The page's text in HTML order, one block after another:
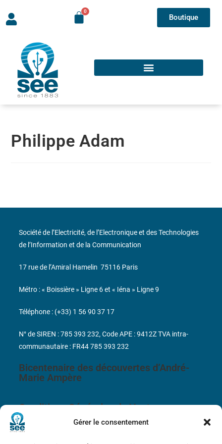
Gérer le consentement
Boutique
Philippe Adam
Bicentenaire des découvertes d’André-
Marie Ampère
Conditions Générales de Vente
Société de l’Electricité, de l’Electronique et des Technologies
de l’Information et de la Communication
17 rue de l’Amiral Hamelin 75116 Paris
Métro : « Boissière » Ligne 6 et « Iéna » Ligne 9
Téléphone : (+33) 1 56 90 37 17
N° de SIREN : 785 393 232, Code APE : 9412Z TVA intra-
communautaire : FR44 785 393 232